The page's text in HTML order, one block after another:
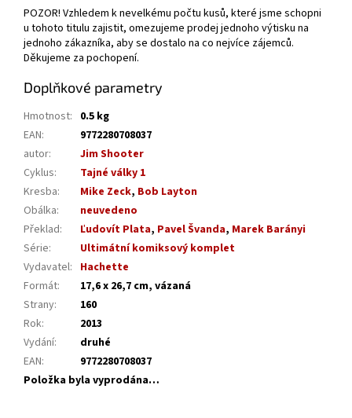
POZOR! Vzhledem k nevelkému počtu kusů, které jsme schopni
u tohoto titulu zajistit, omezujeme prodej jednoho výtisku na
jednoho zákazníka, aby se dostalo na co nejvíce zájemců.
Děkujeme za pochopení.
Doplňkové parametry
Hmotnost: 0.5 kg
EAN:
9772280708037
autor:
Jim Shooter
Cyklus:
Tajné války 1
Kresba: Mike Zeck, Bob Layton
Obálka:
neuvedeno
Překlad: Ľudovít Plata, Pavel Švanda, Marek Barányi
Série:
Ultimátní komiksový komplet
Vydavatel: Hachette
Formát:
17,6 x 26,7 cm, vázaná
Strany:
160
Rok:
2013
Vydání:
druhé
EAN:
9772280708037
Položka byla vyprodána…